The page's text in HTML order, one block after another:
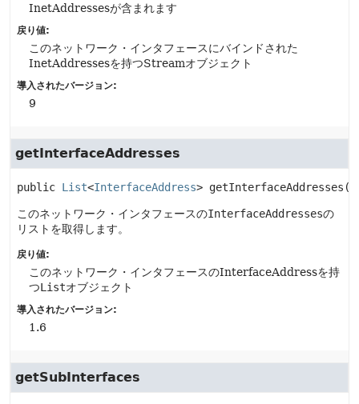
InetAddressesが含まれます
戻り値:
このネットワーク・インタフェースにバインドされた
InetAddressesを持つStreamオブジェクト
導入されたバージョン:
9
getInterfaceAddresses
public List<InterfaceAddress> getInterfaceAddresses ()
このネットワーク・インタフェースのInterfaceAddressesの
リストを取得します。
戻り値:
このネットワーク・インタフェースのInterfaceAddressを持
つListオブジェクト
導入されたバージョン:
1.6
getSubInterfaces